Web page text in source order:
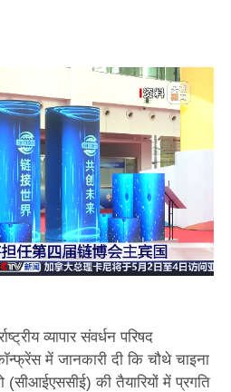
व्यापार संवर्धन परिषद
में जानकारी दी कि चौथे चाइना
की तैयारियों में प्रगति